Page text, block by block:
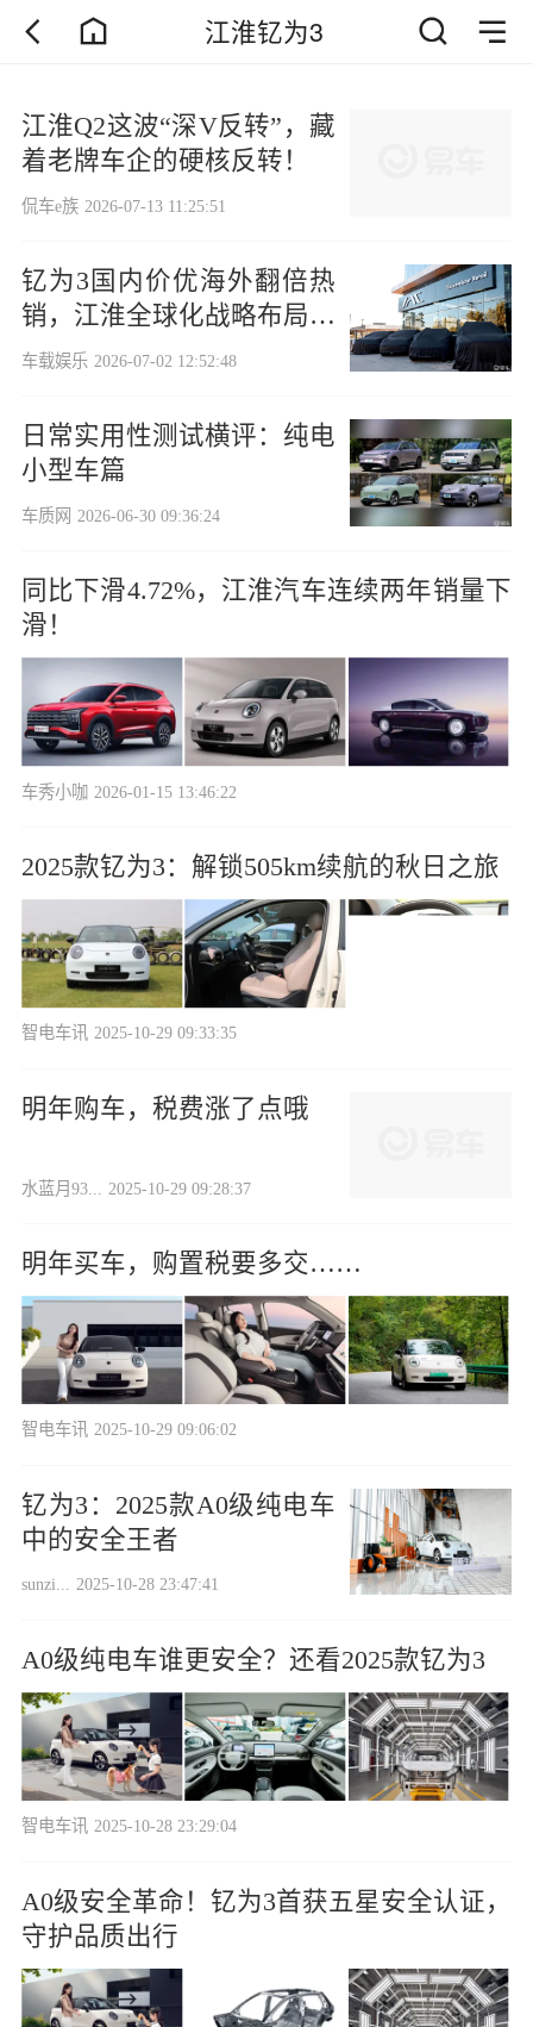
江淮钇为3
江淮Q2这波“深V反转”，藏
着老牌车企的硬核反转！
侃车e族 2026-07-13 11:25:51
钇为3国内价优海外翻倍热
销，江淮全球化战略布局迎
来新突破
车载娱乐 2026-07-02 12:52:48
日常实用性测试横评：纯电
小型车篇
车质网 2026-06-30 09:36:24
同比下滑4.72%，江淮汽车连续两年销量下
滑！
车秀小咖 2026-01-15 13:46:22
2025款钇为3：解锁505km续航的秋日之旅
智电车讯 2025-10-29 09:33:35
明年购车，税费涨了点哦
水蓝月93... 2025-10-29 09:28:37
明年买车，购置税要多交……
智电车讯 2025-10-29 09:06:02
钇为3：2025款A0级纯电车
中的安全王者
sunzi... 2025-10-28 23:47:41
A0级纯电车谁更安全？还看2025款钇为3
智电车讯 2025-10-28 23:29:04
A0级安全革命！钇为3首获五星安全认证，
守护品质出行